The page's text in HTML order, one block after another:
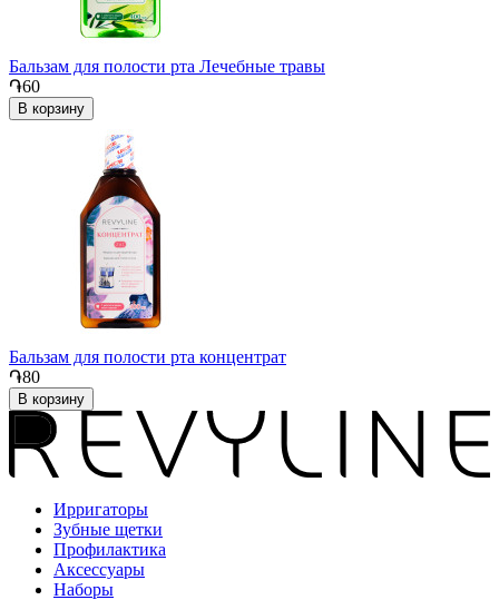
Бальзам для полости рта Лечебные травы
֏60
В корзину
Бальзам для полости рта концентрат
֏80
В корзину
Ирригаторы
Зубные щетки
Профилактика
Аксессуары
Наборы